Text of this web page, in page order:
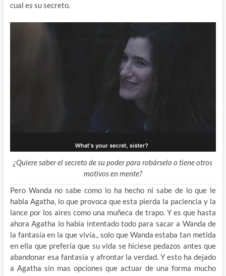
cual es su secreto.
¿Quiere saber el secreto de su poder para robárselo o tiene otros
motivos en mente?
Pero Wanda no sabe como lo ha hecho ni sabe de lo que le
habla Agatha, lo que provoca que esta pierda la paciencia y la
lance por los aires como una muñeca de trapo. Y es que hasta
ahora Agatha lo había intentado todo para sacar a Wanda de
la fantasía en la que vivía., solo que Wanda estaba tan metida
en ella que prefería que su vida se hiciese pedazos antes que
abandonar esa fantasía y afrontar la verdad. Y esto ha dejado
a Agatha sin mas opciones que actuar de una forma mucho